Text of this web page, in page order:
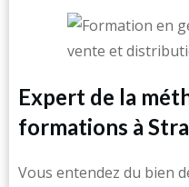
Expert de la
formations à
Vous entendez du bien